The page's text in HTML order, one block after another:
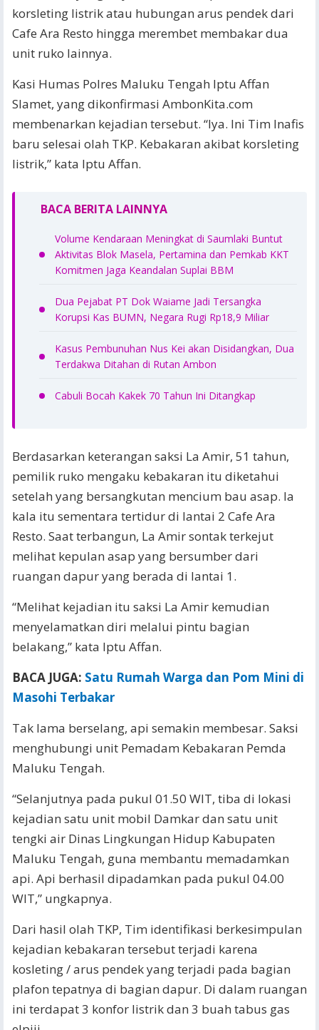
korsleting listrik atau hubungan arus pendek dari
Cafe Ara Resto hingga merembet membakar dua
unit ruko lainnya.
Kasi Humas Polres Maluku Tengah Iptu Affan
Slamet, yang dikonfirmasi AmbonKita.com
membenarkan kejadian tersebut. “Iya. Ini Tim Inafis
baru selesai olah TKP. Kebakaran akibat korsleting
listrik,” kata Iptu Affan.
BACA BERITA LAINNYA
Volume Kendaraan Meningkat di Saumlaki Buntut
Aktivitas Blok Masela, Pertamina dan Pemkab KKT
Komitmen Jaga Keandalan Suplai BBM
Dua Pejabat PT Dok Waiame Jadi Tersangka
Korupsi Kas BUMN, Negara Rugi Rp18,9 Miliar
Kasus Pembunuhan Nus Kei akan Disidangkan, Dua
Terdakwa Ditahan di Rutan Ambon
Cabuli Bocah Kakek 70 Tahun Ini Ditangkap
Berdasarkan keterangan saksi La Amir, 51 tahun,
pemilik ruko mengaku kebakaran itu diketahui
setelah yang bersangkutan mencium bau asap. Ia
kala itu sementara tertidur di lantai 2 Cafe Ara
Resto. Saat terbangun, La Amir sontak terkejut
melihat kepulan asap yang bersumber dari
ruangan dapur yang berada di lantai 1.
“Melihat kejadian itu saksi La Amir kemudian
menyelamatkan diri melalui pintu bagian
belakang,” kata Iptu Affan.
BACA JUGA: Satu Rumah Warga dan Pom Mini di
Masohi Terbakar
Tak lama berselang, api semakin membesar. Saksi
menghubungi unit Pemadam Kebakaran Pemda
Maluku Tengah.
“Selanjutnya pada pukul 01.50 WIT, tiba di lokasi
kejadian satu unit mobil Damkar dan satu unit
tengki air Dinas Lingkungan Hidup Kabupaten
Maluku Tengah, guna membantu memadamkan
api. Api berhasil dipadamkan pada pukul 04.00
WIT,” ungkapnya.
Dari hasil olah TKP, Tim identifikasi berkesimpulan
kejadian kebakaran tersebut terjadi karena
kosleting / arus pendek yang terjadi pada bagian
plafon tepatnya di bagian dapur. Di dalam ruangan
ini terdapat 3 konfor listrik dan 3 buah tabus gas